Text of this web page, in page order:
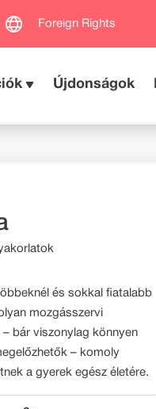
Foreign Rights
Újdonságok
és sokkal fiatalabb
mozgásszervi
bár viszonylag könnyen
– komoly
a gyerek egész életére.